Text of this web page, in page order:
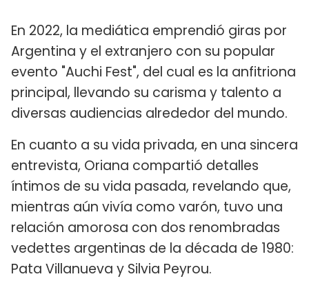
En 2022, la mediática emprendió giras por
Argentina y el extranjero con su popular
evento "Auchi Fest", del cual es la anfitriona
principal, llevando su carisma y talento a
diversas audiencias alrededor del mundo.
En cuanto a su vida privada, en una sincera
entrevista, Oriana compartió detalles
íntimos de su vida pasada, revelando que,
mientras aún vivía como varón, tuvo una
relación amorosa con dos renombradas
vedettes argentinas de la década de 1980:
Pata Villanueva y Silvia Peyrou.